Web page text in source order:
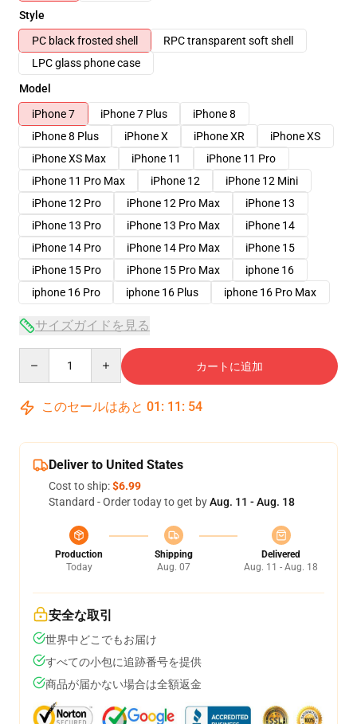
Style
PC black frosted shell
RPC transparent soft shell
LPC glass phone case
Model
iPhone 7
iPhone 7 Plus
iPhone 8
iPhone 8 Plus
iPhone X iPhone XR
iPhone XS
iPhone XS Max
iPhone 11
iPhone 11 Pro
iPhone 11 Pro Max
iPhone 12
iPhone 12 Mini
iPhone 12 Pro
iPhone 12 Pro Max
iPhone 13
iPhone 13 Pro
iPhone 13 Pro Max
iPhone 14
iPhone 14 Pro
iPhone 14 Pro Max
iPhone 15
iPhone 15 Pro
iPhone 15 Pro Max
iphone 16
iphone 16 Pro
iphone 16 Plus iphone 16 Pro Max
サイズガイドを見る
カートに追加
このセールはあと 01 : 11 : 54
Deliver to United States
Cost to ship:$6.99
Standard - Order today to get byAug. 11 - Aug. 18
Production
Today
Shipping
Aug. 07
Delivered
Aug. 11 - Aug. 18
安全な取引
世界中どこでもお届け
すべての小包に追跡番号を提供
商品が届かない場合は全額返金